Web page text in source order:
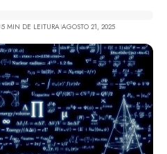
5 MIN DE LEITURA AGOSTO 21, 2025